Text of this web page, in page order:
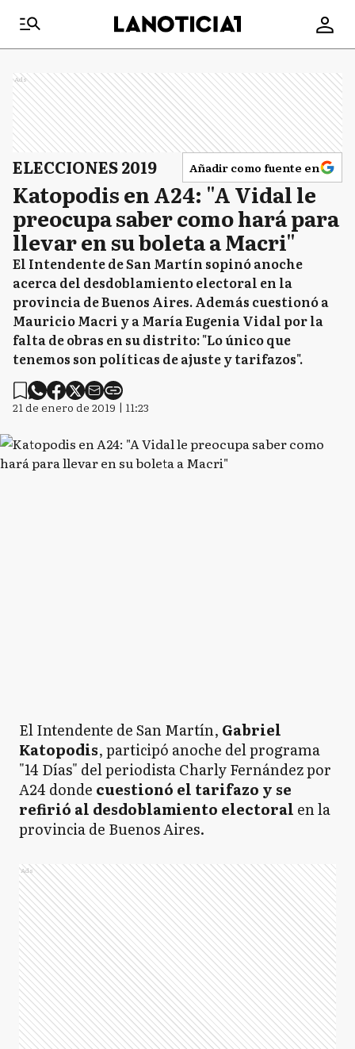
Ads
ELECCIONES 2019 Añadir como fuente en
Katopodis en A24: "A Vidal le
preocupa saber como hará para
llevar en su boleta a Macri"
El Intendente de San Martín sopinó anoche
acerca del desdoblamiento electoral en la
provincia de Buenos Aires. Además cuestionó a
Mauricio Macri y a María Eugenia Vidal por la
falta de obras en su distrito: "Lo único que
tenemos son políticas de ajuste y tarifazos".
21 de enero de 2019 | 11:23
El Intendente de San Martín, Gabriel
Katopodis, participó anoche del programa
"14 Días" del periodista Charly Fernández por
A24 donde cuestionó el tarifazo y se
refirió al desdoblamiento electoral en la
provincia de Buenos Aires.
Ads